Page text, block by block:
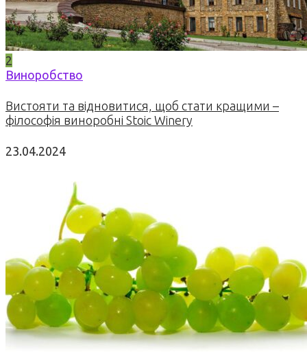
2
Виноробство
Вистояти та відновитися, щоб стати кращими –
філософія виноробні Stoic Winery
23.04.2024